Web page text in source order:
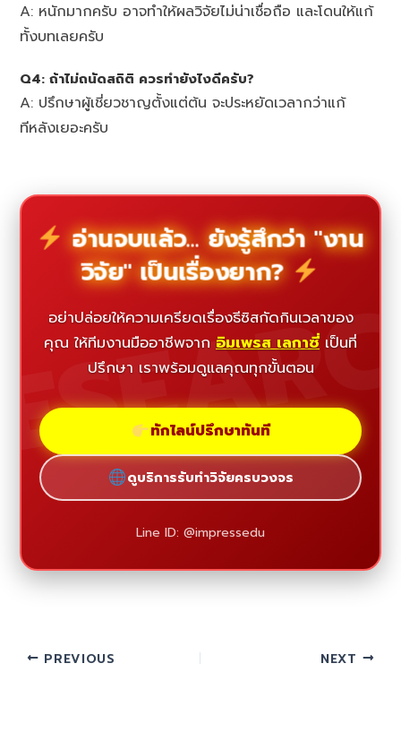
A: หนักมากครับ อาจทำให้ผลวิจัยไม่น่าเชื่อถือ และโดนให้แก้
ทั้งบทเลยครับ
Q4: ถ้าไม่ถนัดสถิติ ควรทำยังไงดีครับ?
A: ปรึกษาผู้เชี่ยวชาญตั้งแต่ต้น จะประหยัดเวลากว่าแก้
ทีหลังเยอะครับ
อ่านจบแล้ว... ยังรู้สึกว่า "งาน
วิจัย" เป็นเรื่องยาก?
อย่าปล่อยให้ความเครียดเรื่องธีซิสกัดกินเวลาของ
คุณ ให้ทีมงานมืออาชีพจาก อิมเพรส เลกาซี่ เป็นที่
ปรึกษา เราพร้อมดูแลคุณทุกขั้นตอน
ทักไลน์ปรึกษาทันที
ดูบริการรับทำวิจัยครบวงจร
Line ID: @impressedu
PREVIOUS NEXT